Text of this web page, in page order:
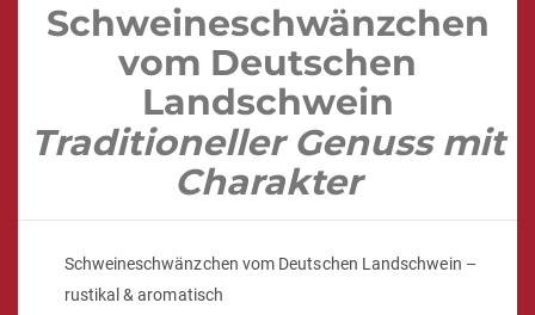
Schweineschwänzchen
vom Deutschen
Landschwein
Traditioneller Genuss mit
Charakter
Schweineschwänzchen vom Deutschen Landschwein –
rustikal & aromatisch